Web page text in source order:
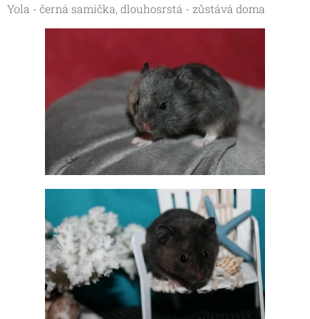
Yola - černá samička, dlouhosrstá - zůstává doma